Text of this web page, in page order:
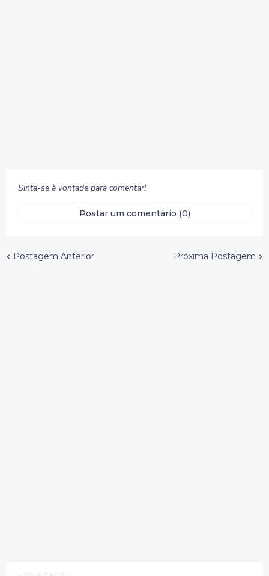
Sinta-se à vontade para comentar!
Postar um comentário (0)
Postagem Anterior Próxima Postagem